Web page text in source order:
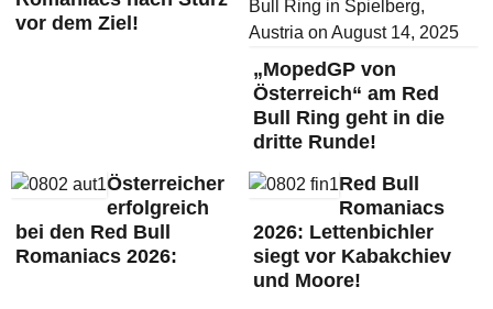
vor dem Ziel!
„MopedGP von
Österreich“ am Red
Bull Ring geht in die
dritte Runde!
Österreicher
erfolgreich
bei den Red Bull
Romaniacs 2026:
Red Bull
Romaniacs
2026: Lettenbichler
siegt vor Kabakchiev
und Moore!